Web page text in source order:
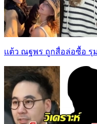
เเต้ว ณฐพร ถูกสื่อล่อซื้อ รุ